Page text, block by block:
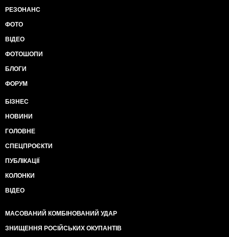
РЕЗОНАНС
ФОТО
ВІДЕО
ФОТОШОПИ
БЛОГИ
ФОРУМ
БІЗНЕС
НОВИНИ
ГОЛОВНЕ
СПЕЦПРОЄКТИ
ПУБЛІКАЦІЇ
КОЛОНКИ
ВІДЕО
МАСОВАНИЙ КОМБІНОВАНИЙ УДАР
ЗНИЩЕННЯ РОСІЙСЬКИХ ОКУПАНТІВ